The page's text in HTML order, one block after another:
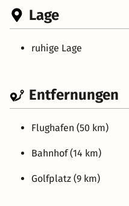
Lage
ruhige Lage
Entfernungen
Flughafen (50 km)
Bahnhof (14 km)
Golfplatz (9 km)